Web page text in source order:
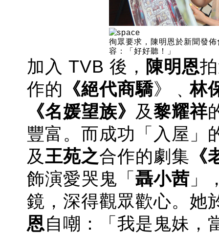
徇眾要求，陳明恩於新聞發
容：「好好聽！」
加入 TVB 後， 陳明恩
作的 《絕代商驕》﹑林
《名媛望族》 及黎耀祥
豐富。而成功「入屋」
及王苑之合作的劇集
飾演愛哭鬼「 聶小茜 」
鏡，深得觀眾歡心。她
恩自嘲：「我是鬼妹，